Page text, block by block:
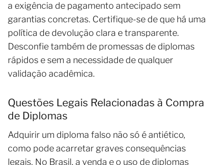
a exigência de pagamento antecipado sem
garantias concretas. Certifique-se de que há uma
política de devolução clara e transparente.
Desconfie também de promessas de diplomas
rápidos e sem a necessidade de qualquer
validação acadêmica.
Questões Legais Relacionadas à Compra
de Diplomas
Adquirir um diploma falso não só é antiético,
como pode acarretar graves consequências
legais. No Brasil, a venda e o uso de diplomas